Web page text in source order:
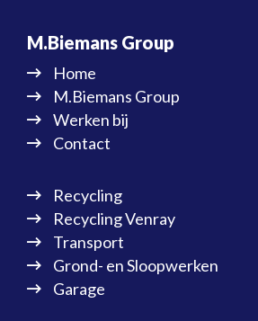
M.Biemans Group
Home
M.Biemans Group
Werken bij
Contact
Recycling
Recycling Venray
Transport
Grond- en Sloopwerken
Garage